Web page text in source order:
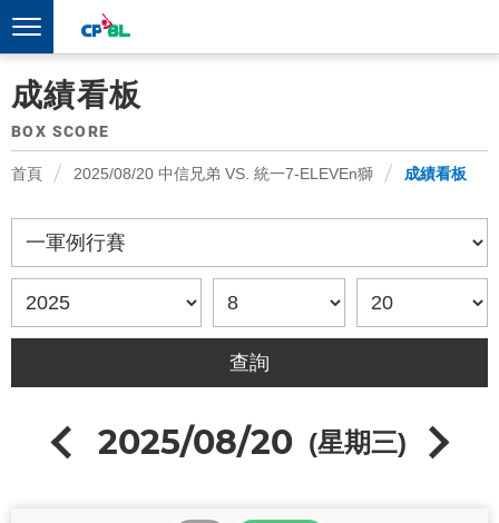
成績看板
BOX SCORE
首頁 2025/08/20 中信兄弟 VS. 統一7-ELEVEn獅 成績看板
2025/08/20 (星期三)